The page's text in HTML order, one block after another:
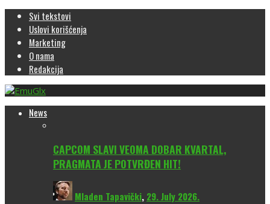
Svi tekstovi
Uslovi korišćenja
Marketing
O nama
Redakcija
News
CAPCOM SLAVI VEOMA DOBAR KVARTAL,
PRAGMATA JE POTVRĐEN HIT!
Mladen Tapavički, 29. July 2026.